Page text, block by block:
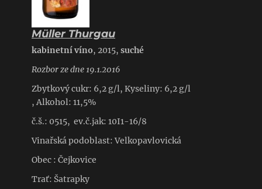
Müller Thurgau
kabinetní víno, 2015, suché
Rozbor ze dne 19.1.2016
Zbytkový cukr: 6,2 g/l, Kyseliny: 6,2 g/l
, Alkohol: 11,5%
č.š.: 0515, ev.č.jak: 10I1-16/8
Vinařská podoblast: Velkopavlovická
Obec : Čejkovice
Trať: Šatrapky